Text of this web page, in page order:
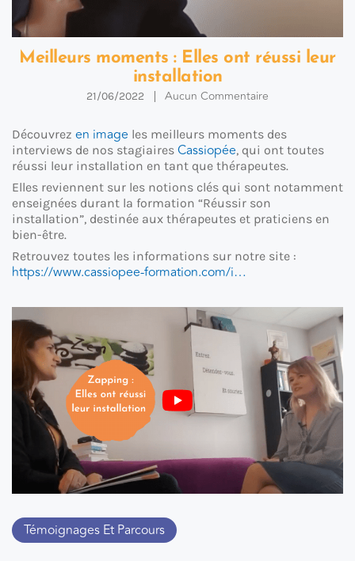
Meilleurs moments : Elles ont réussi leur
installation
21/06/2022 Aucun Commentaire
Découvrez en image les meilleurs moments des
interviews de nos stagiaires Cassiopée, qui ont toutes
réussi leur installation en tant que thérapeutes.
Elles reviennent sur les notions clés qui sont notamment
enseignées durant la formation “Réussir son
installation”, destinée aux thérapeutes et praticiens en
bien-être.
Retrouvez toutes les informations sur notre site :
https://www.cassiopee-formation.com/i…
Témoignages Et Parcours